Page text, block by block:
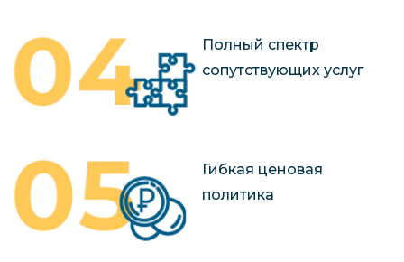
Полный спектр
сопутствующих услуг
Гибкая ценовая
политика